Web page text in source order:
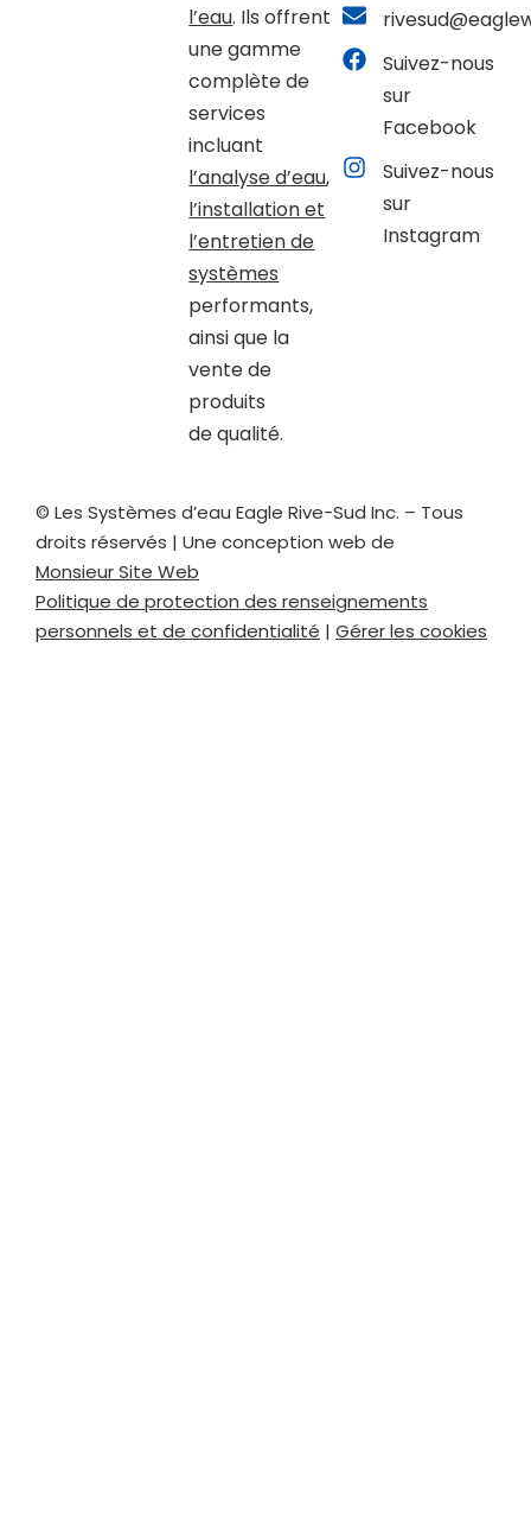
l’eau. Ils offrent
une gamme
complète de
services
incluant
l’analyse d’eau,
l’installation et
l’entretien de
systèmes
performants,
ainsi que la
vente de
produits
de qualité.
Suivez-nous
sur
Facebook
Suivez-nous
sur
Instagram
© Les Systèmes d’eau Eagle Rive-Sud Inc. – Tous
droits réservés | Une conception web de
Monsieur Site Web
Politique de protection des renseignements
personnels et de confidentialité | Gérer les cookies